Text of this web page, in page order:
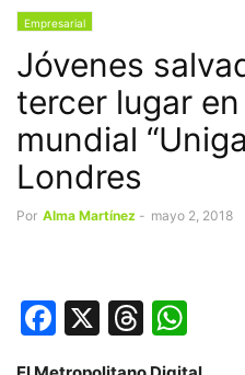
Empresarial
Jóvenes
tercer lugar
mundial
Londres
Por Alma Martínez - mayo 2, 2018
Facebook
X